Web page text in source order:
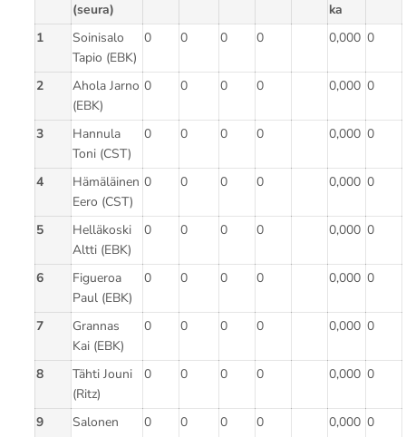
(seura)
ka
1
Soinisalo
Tapio (EBK)
0 0 0 0 0,000 0
2
Ahola Jarno
(EBK)
0 0 0 0 0,000 0
3
Hannula
Toni (CST)
0 0 0 0 0,000 0
4
Hämäläinen
Eero (CST)
0 0 0 0 0,000 0
5
Helläkoski
Altti (EBK)
0 0 0 0 0,000 0
6
Figueroa
Paul (EBK)
0 0 0 0 0,000 0
7
Grannas
Kai (EBK)
0 0 0 0 0,000 0
8
Tähti Jouni
(Ritz)
0 0 0 0 0,000 0
9
Salonen
0 0 0 0 0,000 0